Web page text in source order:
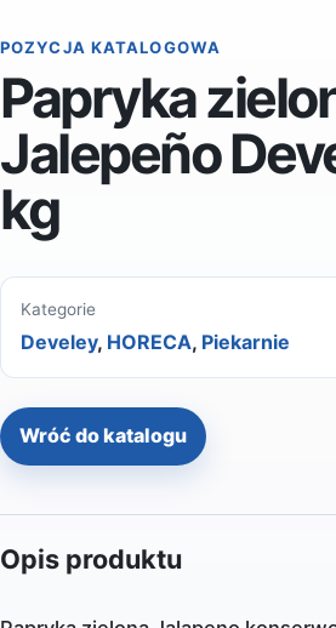
POZYCJA KATALOGOWA
Papryka
Jalepeño
kg
Kategorie
Develey, HORECA, Piekarnie
Wróć do katalogu
Opis produktu